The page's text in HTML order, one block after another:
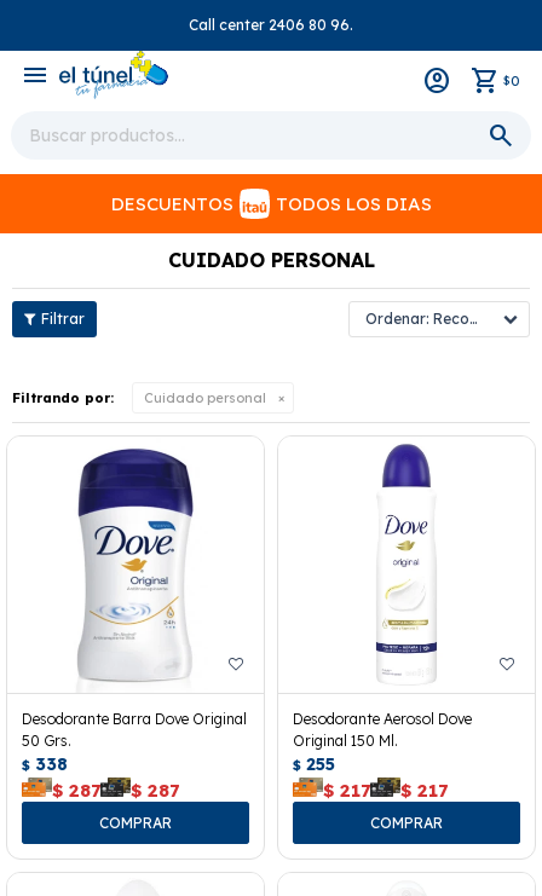
Call center 2406 80 96.
menu $0
DESCUENTOS TODOS LOS DIAS
CUIDADO PERSONAL
Recomendados
Filtrando por: Cuidado personal
Desodorante Barra Dove Original
50 Grs.
$ 338
$ 287 $ 287
Desodorante Aerosol Dove
Original 150 Ml.
$ 255
$ 217 $ 217
close